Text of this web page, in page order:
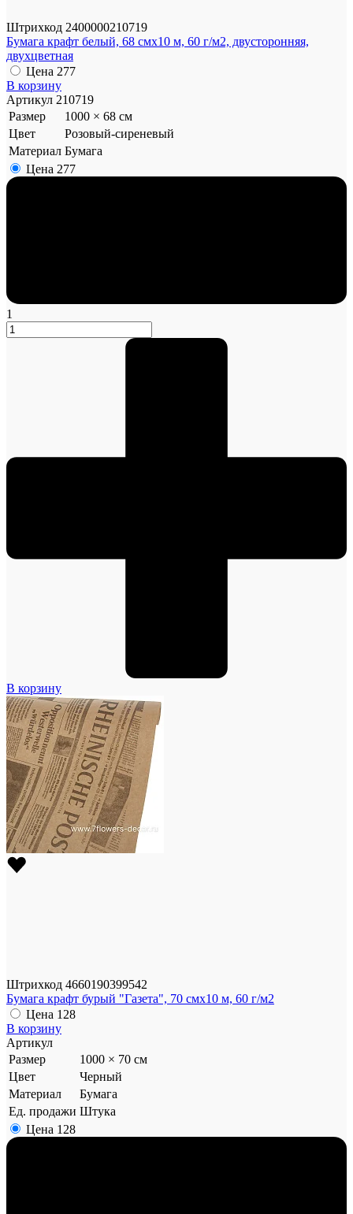
Штрихкод 2400000210719
Бумага крафт белый, 68 смx10 м, 60 г/м2, двусторонняя,
двухцветная
Цена 277
В корзину
Артикул 210719
Размер
1000 × 68 см
Цвет
Розовый-сиреневый
Материал Бумага
Цена 277
1
В корзину
Штрихкод 4660190399542
Бумага крафт бурый "Газета", 70 смx10 м, 60 г/м2
Цена 128
В корзину
Артикул
Размер
1000 × 70 см
Цвет
Черный
Материал
Бумага
Ед. продажи Штука
Цена 128